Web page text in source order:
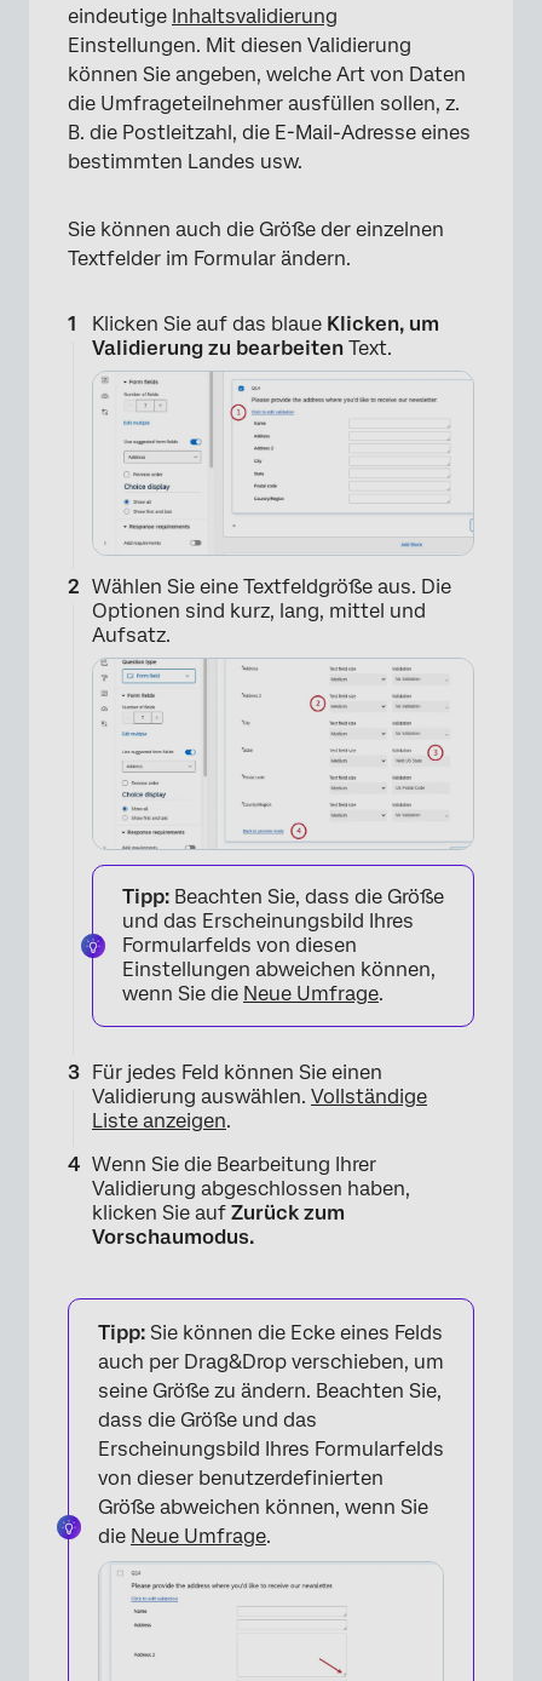
eindeutige Inhaltsvalidierung
Einstellungen. Mit diesen Validierung
können Sie angeben, welche Art von Daten
die Umfrageteilnehmer ausfüllen sollen, z.
B. die Postleitzahl, die E-Mail-Adresse eines
bestimmten Landes usw.
Sie können auch die Größe der einzelnen
Textfelder im Formular ändern.
Klicken Sie auf das blaue Klicken, um
Validierung zu bearbeiten Text.
×
Wählen Sie eine Textfeldgröße aus. Die
Optionen sind kurz, lang, mittel und
Aufsatz.
×
Tipp: Beachten Sie, dass die Größe
und das Erscheinungsbild Ihres
Formularfelds von diesen
Einstellungen abweichen können,
wenn Sie die Neue Umfrage.
Für jedes Feld können Sie einen
Validierung auswählen. Vollständige
Liste anzeigen.
Wenn Sie die Bearbeitung Ihrer
Validierung abgeschlossen haben,
klicken Sie auf Zurück zum
Vorschaumodus.
Tipp: Sie können die Ecke eines Felds
auch per Drag&Drop verschieben, um
seine Größe zu ändern. Beachten Sie,
dass die Größe und das
Erscheinungsbild Ihres Formularfelds
von dieser benutzerdefinierten
Größe abweichen können, wenn Sie
die Neue Umfrage.